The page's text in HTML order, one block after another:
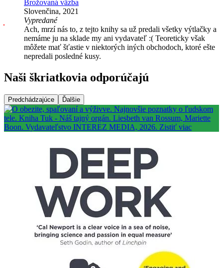
Brožovaná väzba
Slovenčina, 2021
Vypredané
Ach, mrzí nás to, z tejto knihy sa už predali všetky výtlačky a
nemáme ju na sklade my ani vydavateľ :( Teoreticky však
môžete mať šťastie v niektorých iných obchodoch, ktoré ešte
nepredali posledné kusy.
Naši škriatkovia odporúčajú
Predchádzajúce Ďalšie